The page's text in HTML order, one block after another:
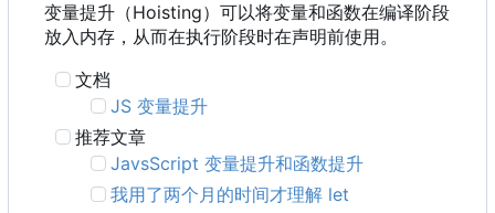
变量提升 （Hoisting） 可以将变量和函数在编译阶段
放入内存 ， 从而在执行阶段时在声明前使用。
文档
JS 变量提升
推荐文章
JavsScript 变量提升和函数提升
我用了两个月的时间才理解 let